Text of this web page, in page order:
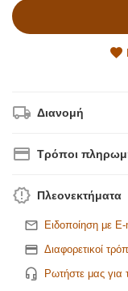
Διανομή
Τρόποι
Πλεονεκτήματα
Ειδοποίηση με E-
Διαφορετικοί
Ρωτήστε μας για